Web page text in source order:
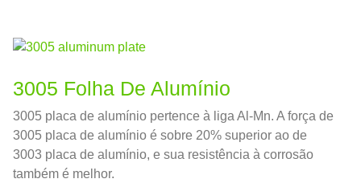
3005 Folha De Alumínio
3005 placa de alumínio pertence à liga Al-Mn. A força de
3005 placa de alumínio é sobre 20% superior ao de
3003 placa de alumínio, e sua resistência à corrosão
também é melhor.